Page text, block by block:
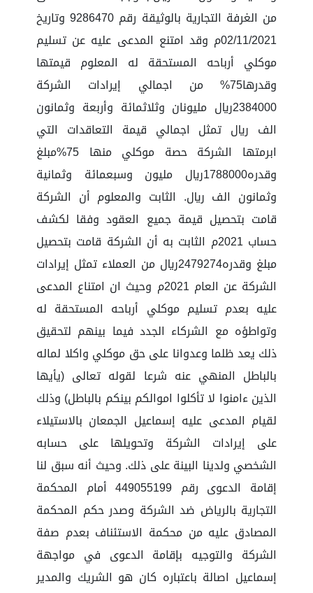
من الغرفة التجارية بالوثيقة رقم 9286470 وتاريخ
02/11/2021م وقد امتنع المدعى عليه عن تسليم
موكلي أرباحه المستحقة له المعلوم قيمتها
وقدرها75% من اجمالي إيرادات الشركة
2384000ريال مليونان وثلاثمائة وأربعة وثمانون
الف ريال تمثل اجمالي قيمة التعاقدات التي
ابرمتها الشركة حصة موكلي منها 75%مبلغ
وقدره1788000ريال مليون وسبعمائة وثمانية
وثمانون الف ريال. الثابت والمعلوم أن الشركة
قامت بتحصيل قيمة جميع العقود وفقا لكشف
حساب 2021م الثابت به أن الشركة قامت بتحصيل
مبلغ وقدره2479274ريال من العملاء تمثل إيرادات
الشركة عن العام 2021م وحيث ان امتناع المدعى
عليه بعدم تسليم موكلي أرباحه المستحقة له
وتواطؤه مع الشركاء الجدد فيما بينهم لتحقيق
ذلك يعد ظلما وعدوانا على حق موكلي واكلا لماله
بالباطل المنهي عنه شرعا لقوله تعالى (يأيها
الذين ءامنوا لا تأكلوا اموالكم بينكم بالباطل) وذلك
لقيام المدعى عليه إسماعيل الجمعان بالاستيلاء
على إيرادات الشركة وتحويلها على حسابه
الشخصي ولدينا البينة على ذلك. وحيث أنه سبق لنا
إقامة الدعوى رقم 449055199 أمام المحكمة
التجارية بالرياض ضد الشركة وصدر حكم المحكمة
المصادق عليه من محكمة الاستئناف بعدم صفة
الشركة والتوجيه بإقامة الدعوى في مواجهة
إسماعيل اصالة باعتباره كان هو الشريك والمدير